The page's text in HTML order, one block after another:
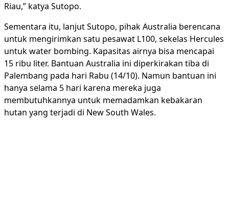
Riau,” katya Sutopo.
Sementara itu, lanjut Sutopo, pihak Australia berencana
untuk mengirimkan satu pesawat L100, sekelas Hercules
untuk water bombing. Kapasitas airnya bisa mencapai
15 ribu liter. Bantuan Australia ini diperkirakan tiba di
Palembang pada hari Rabu (14/10). Namun bantuan ini
hanya selama 5 hari karena mereka juga
membutuhkannya untuk memadamkan kebakaran
hutan yang terjadi di New South Wales.